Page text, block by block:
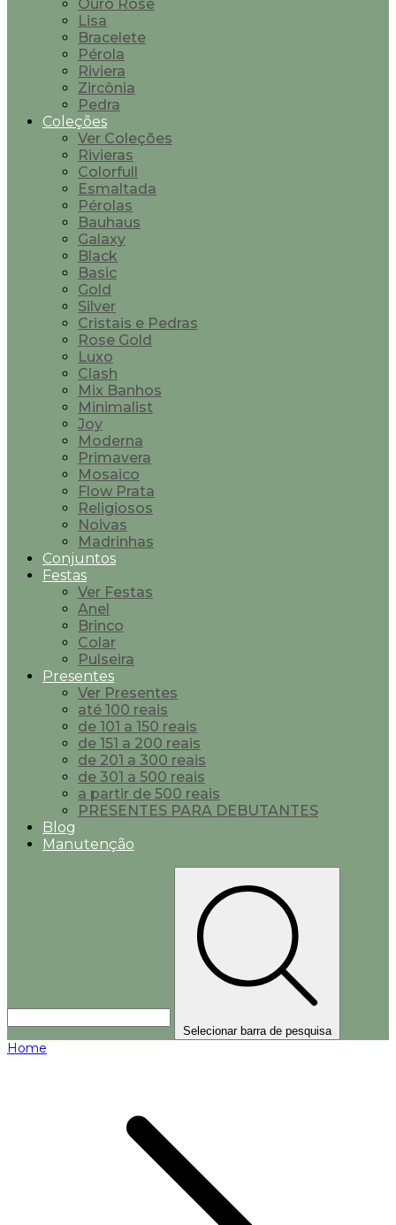
Ouro Rosê
Lisa
Bracelete
Pérola
Riviera
Zircônia
Pedra
Coleções
Ver Coleções
Rivieras
Colorfull
Esmaltada
Pérolas
Bauhaus
Galaxy
Black
Basic
Gold
Silver
Cristais e Pedras
Rose Gold
Luxo
Clash
Mix Banhos
Minimalist
Joy
Moderna
Primavera
Mosaico
Flow Prata
Religiosos
Noivas
Madrinhas
Conjuntos
Festas
Ver Festas
Anel
Brinco
Colar
Pulseira
Presentes
Ver Presentes
até 100 reais
de 101 a 150 reais
de 151 a 200 reais
de 201 a 300 reais
de 301 a 500 reais
a partir de 500 reais
PRESENTES PARA DEBUTANTES
Blog
Manutenção
Selecionar barra de pesquisa
Home